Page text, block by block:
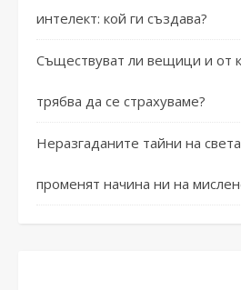
интелект: кой ги създава?
Съществуват ли вещици и от
трябва да се страхуваме?
Неразгаданите тайни на
променят начина ни на